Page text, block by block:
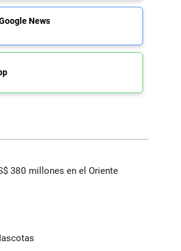
News
380 millones en el Oriente